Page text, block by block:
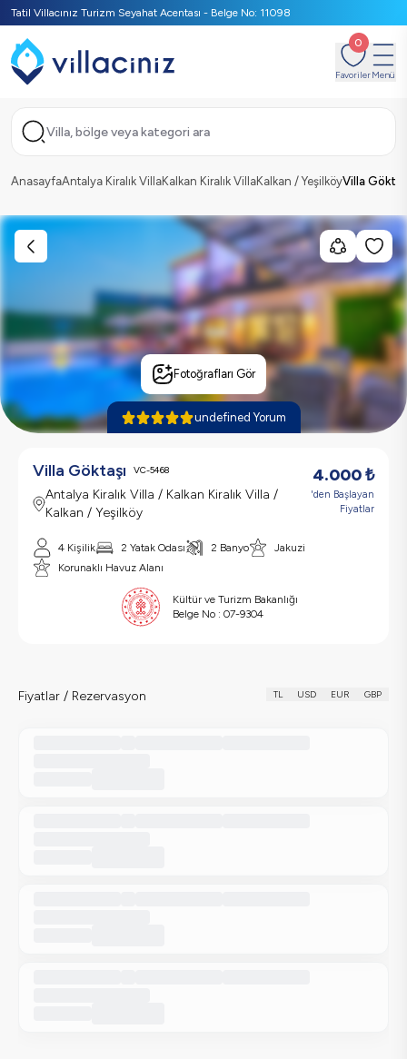
Tatil Villacınız Turizm Seyahat Acentası - Belge No: 11098
0
FavorilerMenü
Villa, bölge veya kategori ara
AnasayfaAntalya Kiralık VillaKalkan Kiralık VillaKalkan / YeşilköyVilla
Fotoğrafları Gör
undefined Yorum
Villa Göktaşı VC-5468
Antalya Kiralık Villa / Kalkan Kiralık Villa /
Kalkan / Yeşilköy
4.000₺
'den Başlayan
Fiyatlar
4 Kişilik 2 Yatak Odası 2 Banyo
Jakuzi
Korunaklı Havuz Alanı
Kültür ve Turizm Bakanlığı
Belge No : 07-9304
Fiyatlar / Rezervasyon TL USD EUR GBP